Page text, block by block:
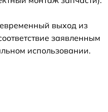
выход из
заявленным
использовании.